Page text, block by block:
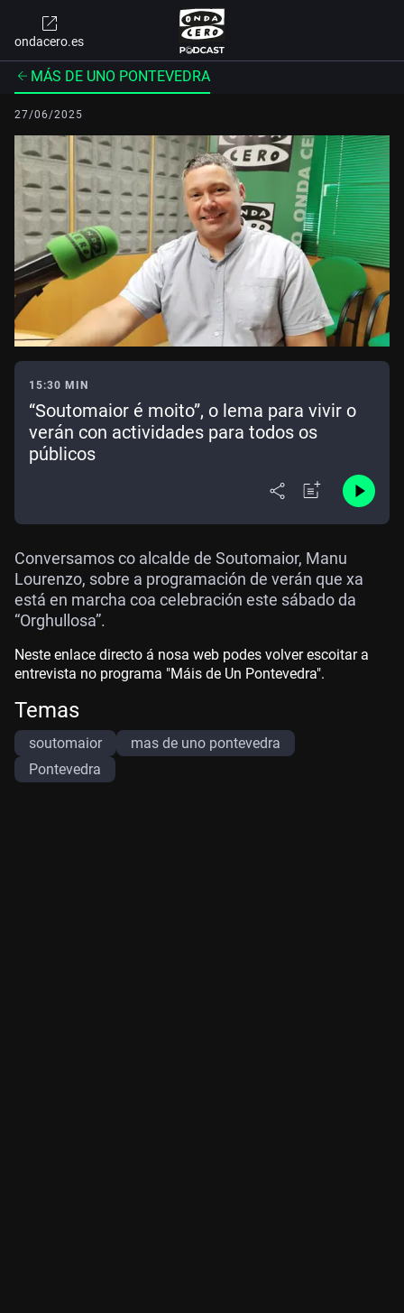
ondacero.es
MÁS DE UNO PONTEVEDRA
27/06/2025
15:30 MIN
“Soutomaior é moito”, o lema para vivir o
verán con actividades para todos os
públicos
Conversamos co alcalde de Soutomaior, Manu
Lourenzo, sobre a programación de verán que xa
está en marcha coa celebración este sábado da
“Orghullosa”.
Neste enlace directo á nosa web podes volver escoitar a
entrevista no programa "Máis de Un Pontevedra".
Temas
soutomaior
mas de uno pontevedra
Pontevedra